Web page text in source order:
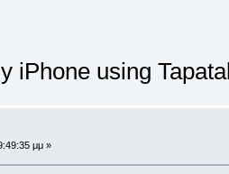
iPhone using
μμ »